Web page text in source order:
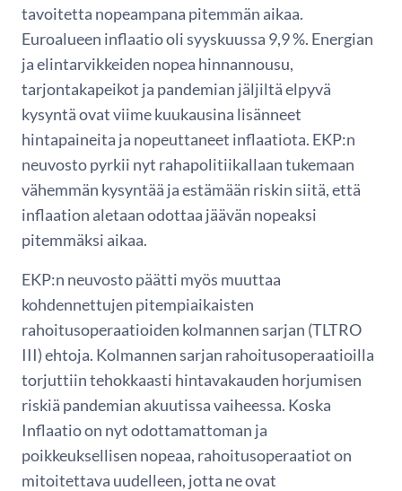
tavoitetta nopeampana pitemmän aikaa.
Euroalueen inflaatio oli syyskuussa 9,9 %. Energian
ja elintarvikkeiden nopea hinnannousu,
tarjontakapeikot ja pandemian jäljiltä elpyvä
kysyntä ovat viime kuukausina lisänneet
hintapaineita ja nopeuttaneet inflaatiota. EKP:n
neuvosto pyrkii nyt rahapolitiikallaan tukemaan
vähemmän kysyntää ja estämään riskin siitä, että
inflaation aletaan odottaa jäävän nopeaksi
pitemmäksi aikaa.
EKP:n neuvosto päätti myös muuttaa
kohdennettujen pitempiaikaisten
rahoitusoperaatioiden kolmannen sarjan (TLTRO
III) ehtoja. Kolmannen sarjan rahoitusoperaatioilla
torjuttiin tehokkaasti hintavakauden horjumisen
riskiä pandemian akuutissa vaiheessa. Koska
Inflaatio on nyt odottamattoman ja
poikkeuksellisen nopeaa, rahoitusoperaatiot on
mitoitettava uudelleen, jotta ne ovat